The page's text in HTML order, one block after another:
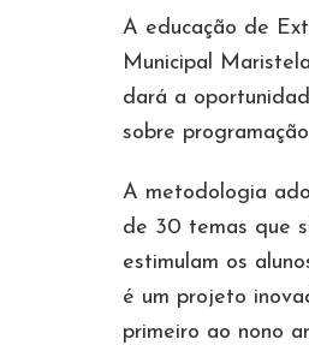
A educação de
Municipal
dará a
sobre
A metodologia
de 30 temas que
estimulam os
é um projeto
primeiro ao nono